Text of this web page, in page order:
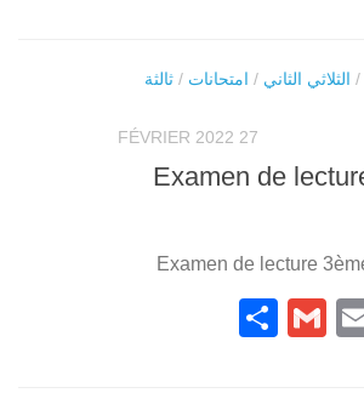
/ الثلاثي الثاني / امتحانات / ثالثة
27 FÉVRIER 2022
Examen de
Examen de lecture
Email
Gmail